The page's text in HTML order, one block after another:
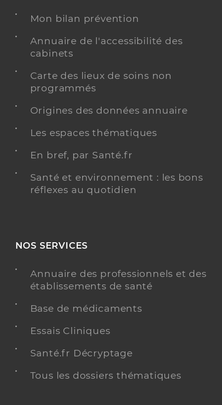
Mon bilan prévention
Annuaire de l'accessibilité des
cabinets
Carte des lieux de soins non
programmés
Origines des données annuaire
Les espaces thématiques
En bref, par Santé.fr
Santé et environnement : les bons
réflexes au quotidien
NOS SERVICES
Annuaire des professionnels et des
établissements de santé
Base de médicaments
Essais Cliniques
Santé.fr Décryptage
Tous les dossiers thématiques